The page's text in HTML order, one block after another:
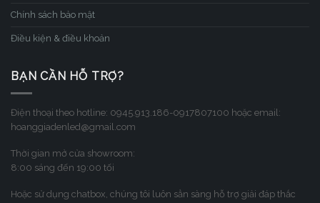
Chính sách bảo mật
Điều kiện & điều khoản
BẠN CẦN HỖ TRỢ?
Điện thoại theo hotline: 0945.913.186-0917807100 hoặc email:
hoanggiadenled@gmail.com
Thời gian mở cửa showroom:
8:00 sáng đến 19:00 tối
Hoặc sử dụng chatbox, chúng tôi luôn sẳn sàng hỗ trợ giải đáp thắc